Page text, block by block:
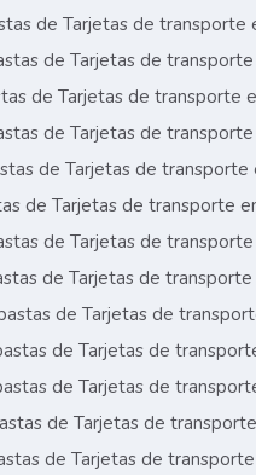
de Tarjetas de transporte
de Tarjetas de transporte
de Tarjetas de transporte
de Tarjetas de
de Tarjetas de transporte
de Tarjetas de transporte
de Tarjetas de
de Tarjetas de transporte
de Tarjetas de
de Tarjetas de
de Tarjetas de
de Tarjetas de
de Tarjetas de